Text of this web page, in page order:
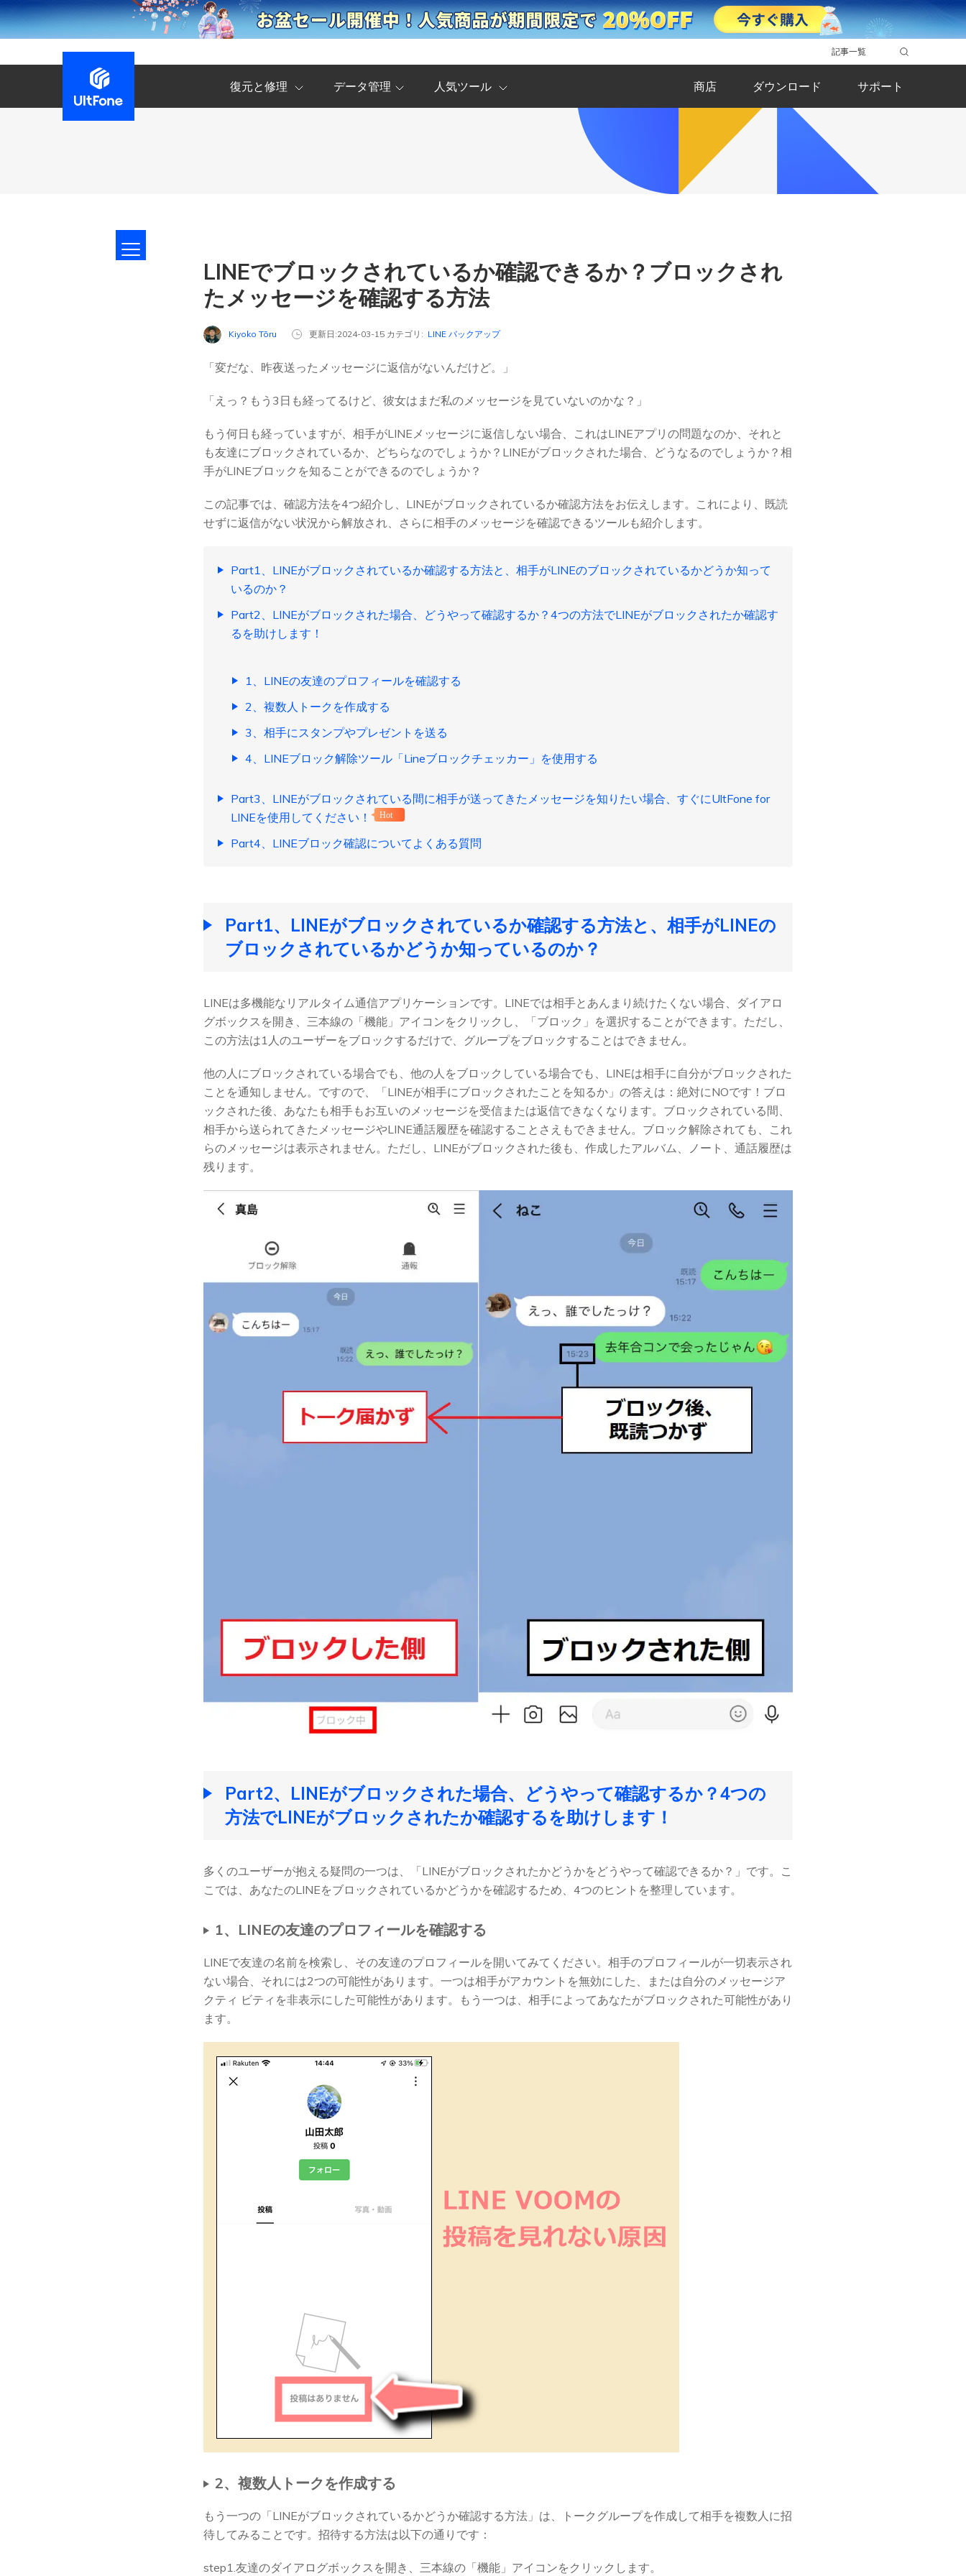
記事一覧
復元と修理 データ管理 人気ツール 商店 ダウンロード サポート
LINEでブロックされているか確認できるか？ブロックされ
たメッセージを確認する方法
Kiyoko Tōru 更新日:2024-03-15 カテゴリ: LINE バックアップ
「変だな、昨夜送ったメッセージに返信がないんだけど。」
「えっ？もう3日も経ってるけど、彼女はまだ私のメッセージを見ていないのかな？」
もう何日も経っていますが、相手がLINEメッセージに返信しない場合、これはLINEアプリの問題なのか、それと
も友達にブロックされているか、どちらなのでしょうか？LINEがブロックされた場合、どうなるのでしょうか？相
手がLINEブロックを知ることができるのでしょうか？
この記事では、確認方法を4つ紹介し、LINEがブロックされているか確認方法をお伝えします。これにより、既読
せずに返信がない状況から解放され、さらに相手のメッセージを確認できるツールも紹介します。
Part1、LINEがブロックされているか確認する方法と、相手がLINEのブロックされているかどうか知って
いるのか？
Part2、LINEがブロックされた場合、どうやって確認するか？4つの方法でLINEがブロックされたか確認す
るを助けします！
1、LINEの友達のプロフィールを確認する
2、複数人トークを作成する
3、相手にスタンプやプレゼントを送る
4、LINEブロック解除ツール「Lineブロックチェッカー」を使用する
Part3、LINEがブロックされている間に相手が送ってきたメッセージを知りたい場合、すぐにUltFone for
LINEを使用してください！
Hot
Part4、LINEブロック確認についてよくある質問
Part1、LINEがブロックされているか確認する方法と、相手がLINEの
ブロックされているかどうか知っているのか？
LINEは多機能なリアルタイム通信アプリケーションです。LINEでは相手とあんまり続けたくない場合、ダイアロ
グボックスを開き、三本線の「機能」アイコンをクリックし、「ブロック」を選択することができます。ただし、
この方法は1人のユーザーをブロックするだけで、グループをブロックすることはできません。
他の人にブロックされている場合でも、他の人をブロックしている場合でも、LINEは相手に自分がブロックされた
ことを通知しません。ですので、「LINEが相手にブロックされたことを知るか」の答えは：絶対にNOです！ブロ
ックされた後、あなたも相手もお互いのメッセージを受信または返信できなくなります。ブロックされている間、
相手から送られてきたメッセージやLINE通話履歴を確認することさえもできません。ブロック解除されても、これ
らのメッセージは表示されません。ただし、LINEがブロックされた後も、作成したアルバム、ノート、通話履歴は
残ります。
Part2、LINEがブロックされた場合、どうやって確認するか？4つの
方法でLINEがブロックされたか確認するを助けします！
多くのユーザーが抱える疑問の一つは、「LINEがブロックされたかどうかをどうやって確認できるか？」です。こ
こでは、あなたのLINEをブロックされているかどうかを確認するため、4つのヒントを整理しています。
1、LINEの友達のプロフィールを確認する
LINEで友達の名前を検索し、その友達のプロフィールを開いてみてください。相手のプロフィールが一切表示され
ない場合、それには2つの可能性があります。一つは相手がアカウントを無効にした、または自分のメッセージア
クティ ビティを非表示にした可能性があります。もう一つは、相手によってあなたがブロックされた可能性があり
ます。
2、複数人トークを作成する
もう一つの「LINEがブロックされているかどうか確認する方法」は、トークグループを作成して相手を複数人に招
待してみることです。招待する方法は以下の通りです：
step1.友達のダイアログボックスを開き、三本線の「機能」アイコンをクリックします。